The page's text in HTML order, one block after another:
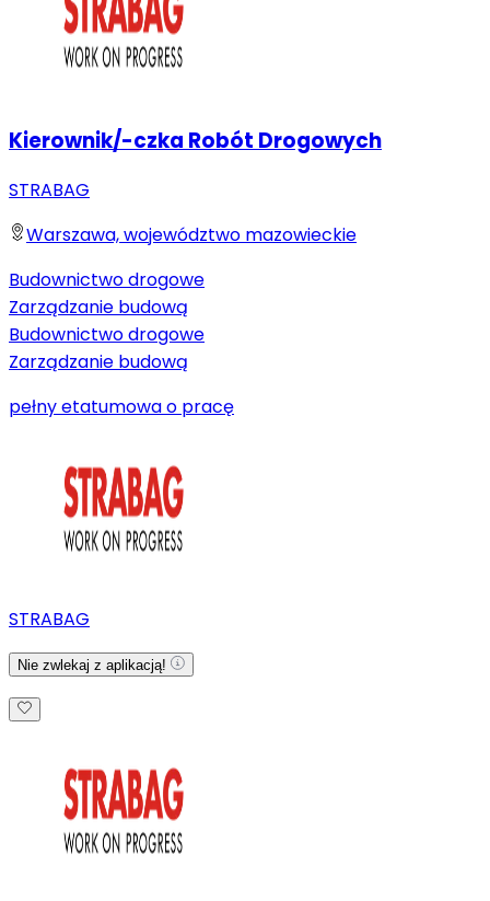
Kierownik/-czka Robót Drogowych
STRABAG
Warszawa, województwo mazowieckie
Budownictwo drogowe
Zarządzanie budową
Budownictwo drogowe
Zarządzanie budową
pełny etatumowa o pracę
STRABAG
Nie zwlekaj z aplikacją!